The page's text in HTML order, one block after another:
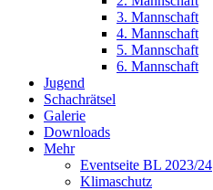
3. Mannschaft
4. Mannschaft
5. Mannschaft
6. Mannschaft
Jugend
Schachrätsel
Galerie
Downloads
Mehr
Eventseite BL 2023/24
Klimaschutz